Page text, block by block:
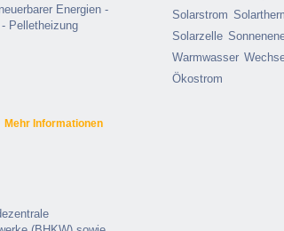
Energien -
Pelletheizung
Mehr Informationen
Solarstrom
Solarzelle
Warmwasser
Ökostrom